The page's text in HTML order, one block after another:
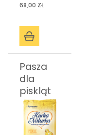
68,00 ZŁ
Pasza
dla
piskląt